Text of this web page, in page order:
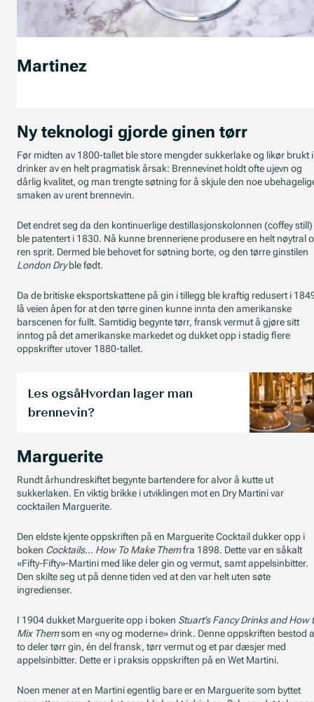
Martinez
Ny teknologi gjorde ginen tørr
Før midten av 1800-tallet ble store mengder sukkerlake og likør brukt i
drinker av en helt pragmatisk årsak: Brennevinet holdt ofte ujevn og
dårlig kvalitet, og man trengte søtning for å skjule den noe
smaken av urent brennevin.
Det endret seg da den kontinuerlige destillasjonskolonnen (coffey still)
ble patentert i 1830. Nå kunne brenneriene produsere en helt nøytral
ren sprit. Dermed ble behovet for søtning borte, og den tørre ginstilen
London Dryble født.
Da de britiske eksportskattene på gin i tillegg ble kraftig redusert i
lå veien åpen for at den tørre ginen kunne innta den amerikanske
barscenen for fullt. Samtidig begynte tørr, fransk vermut å gjøre sitt
inntog på det amerikanske markedet og dukket opp i stadig flere
oppskrifter utover 1880-tallet.
Les ogsåHvordan lager man
brennevin?
Marguerite
Rundt århundreskiftet begynte bartendere for alvor å kutte ut
sukkerlaken. En viktig brikke i utviklingen mot en Dry Martini var
cocktailen Marguerite.
Den eldste kjente oppskriften på en Marguerite Cocktail dukker opp i
boken Cocktails... How To Make Themfra 1898. Dette var en såkalt
«Fifty-Fifty»-Martini med like deler gin og vermut, samt appelsinbitter.
Den skilte seg ut på denne tiden ved at den var helt uten søte
ingredienser.
I 1904 dukket Marguerite opp i boken Stuart’s Fancy Drinks and How
Mix Themsom en «ny og moderne» drink. Denne oppskriften bestod
to deler tørr gin, én del fransk, tørr vermut og et par dæsjer med
appelsinbitter. Dette er i praksis oppskriften på en Wet Martini.
Noen mener at en Martini egentlig bare er en Marguerite som byttet